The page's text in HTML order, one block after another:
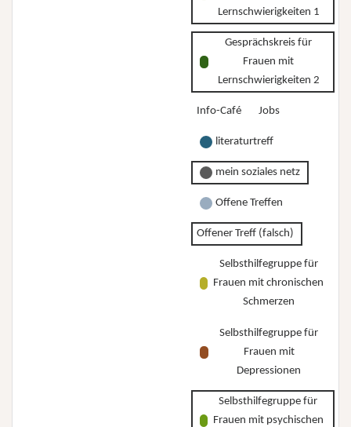
Lernschwierigkeiten 1
Gesprächskreis für
Frauen mit
Lernschwierigkeiten 2
Info-Café Jobs
literaturtreff
mein soziales netz
Offene Treffen
Offener Treff (falsch)
Selbsthilfegruppe für
Frauen mit chronischen
Schmerzen
Selbsthilfegruppe für
Frauen mit
Depressionen
Selbsthilfegruppe für
Frauen mit psychischen